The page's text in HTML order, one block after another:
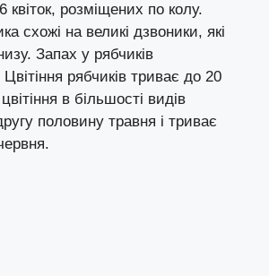
квіток, розміщених по колу.
схожі на великі дзвоники, які
Запах у рябчиків
рябчиків триває до 20
в більшості видів
половину травня і триває